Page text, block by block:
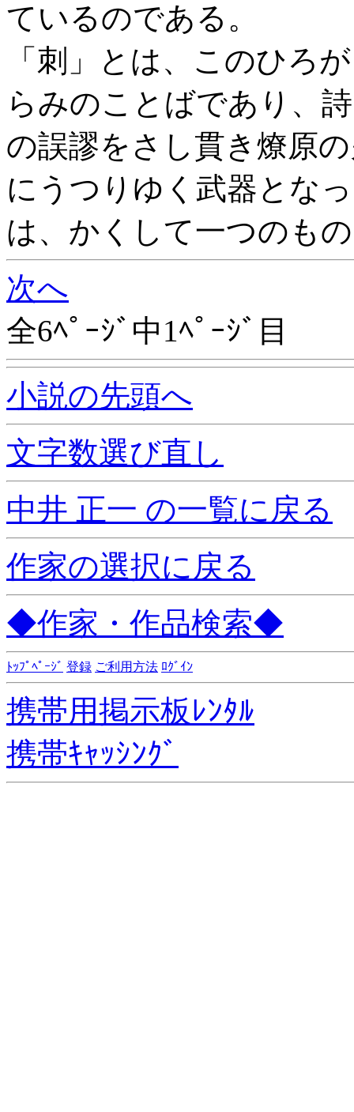
ているのである。
「刺」とは、このひろ
らみのことばであり、
の誤謬をさし貫き燎原
にうつりゆく武器とな
は、かくして一つのも
次へ
全6ﾍﾟｰｼﾞ中1ﾍﾟｰｼﾞ目
小説の先頭へ
文字数選び直し
中井 正一 の一覧に戻る
作家の選択に戻る
◆作家・作品検索◆
ﾄｯﾌﾟﾍﾟｰｼﾞ 登録 ご利用方法 ﾛｸﾞｲﾝ
携帯用掲示板ﾚﾝﾀﾙ
携帯ｷｬｯｼﾝｸﾞ